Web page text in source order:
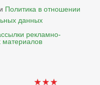
и Политика в отношении
данных
рекламно-
материалов